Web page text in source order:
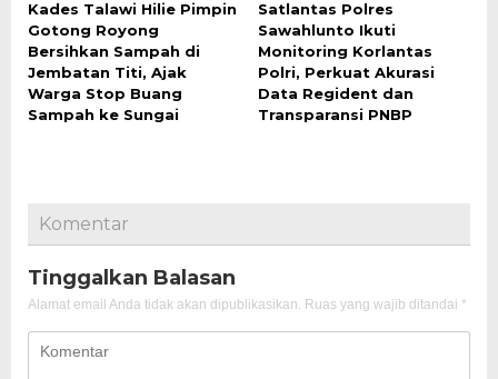
Kades Talawi Hilie Pimpin
Gotong Royong
Bersihkan Sampah di
Jembatan Titi, Ajak
Warga Stop Buang
Sampah ke Sungai
Satlantas Polres
Sawahlunto Ikuti
Monitoring Korlantas
Polri, Perkuat Akurasi
Data Regident dan
Transparansi PNBP
Komentar
Tinggalkan Balasan
Alamat email Anda tidak akan dipublikasikan. Ruas yang wajib ditandai *